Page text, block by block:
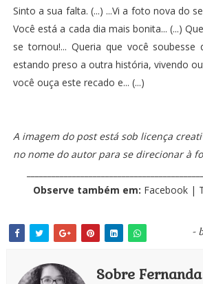
Sinto a sua falta. (...) ...Vi a foto nova do
Você está a cada dia mais bonita... (...)
se tornou!... Queria que você
estando preso a outra história, vivendo
você ouça este recado e... (...)
A imagem do post está sob licença
no nome do autor para se direcionar à
Observe também em: Facebook |
-
Sobre